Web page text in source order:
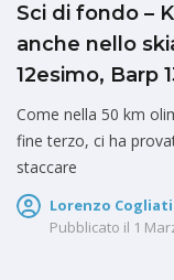
Sci di fondo –
anche nello
12esimo, Barp
Come nella 50 km
fine terzo, ci ha
staccare
Lorenzo Cogliati
Pubblicato il 1